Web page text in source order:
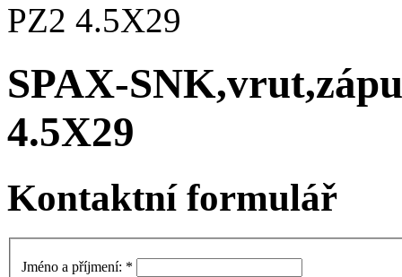
PZ2 4.5X29
SPAX-
4.5X29
Kontaktní formulář
Jméno a příjmení: *